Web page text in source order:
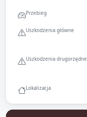
Przebieg
Uszkodzenia główne
Uszkodzenia drugorzędne
Lokalizacja